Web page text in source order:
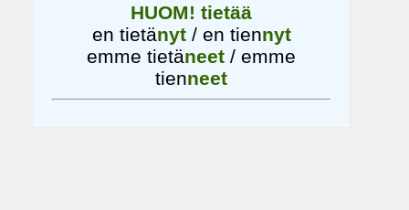
HUOM! tietää
en tietänyt/ en tiennyt
emme tietäneet / emme
tienneet